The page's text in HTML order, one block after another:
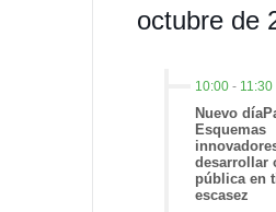
octubre de
10:00 - 11:30
Nuevo
Esquemas
desarrollar
pública en
escasez